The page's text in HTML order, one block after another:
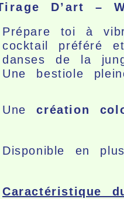
D’art –
Prépare toi à
cocktail préféré
danses de la
Une bestiole
Unecréation
Disponible en
Caractéristique